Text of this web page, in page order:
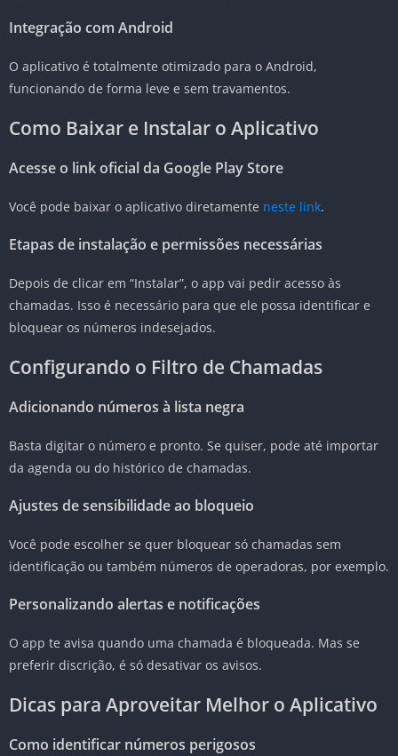
Integração com Android
O aplicativo é totalmente otimizado para o Android,
funcionando de forma leve e sem travamentos.
Como Baixar e Instalar o Aplicativo
Acesse o link oficial da Google Play Store
Você pode baixar o aplicativo diretamente neste link.
Etapas de instalação e permissões necessárias
Depois de clicar em “Instalar”, o app vai pedir acesso às
chamadas. Isso é necessário para que ele possa identificar e
bloquear os números indesejados.
Configurando o Filtro de Chamadas
Adicionando números à lista negra
Basta digitar o número e pronto. Se quiser, pode até importar
da agenda ou do histórico de chamadas.
Ajustes de sensibilidade ao bloqueio
Você pode escolher se quer bloquear só chamadas sem
identificação ou também números de operadoras, por exemplo.
Personalizando alertas e notificações
O app te avisa quando uma chamada é bloqueada. Mas se
preferir discrição, é só desativar os avisos.
Dicas para Aproveitar Melhor o Aplicativo
Como identificar números perigosos